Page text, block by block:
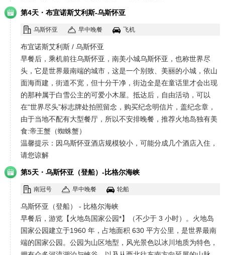
第4天 · 布宜诺斯艾利斯-乌斯怀亚
乌斯怀亚 早中晚餐 飞机
布宜诺斯艾利斯 / 乌斯怀亚
早餐后，乘机前往乌斯怀亚，南美小城乌斯怀亚，也称世界尽
头，它是世界最南端的城市，这是一个别致、美丽的小城，依山
面海而建，街道不宽，但十分干净，街边全是在童话里才会出现
的那种属于白雪公主的可爱小木屋。抵达后，自由活动，可以
在“世界尽头”标志牌处拍照留念，购买纪念明信片，盖纪念章，
由于当地不配有大型餐厅，所以不安排晚餐，推荐火地岛独有美
食:帝王蟹（蜘蛛蟹）
温馨提示：因乌斯怀亚酒店规模较小，可能分成几个酒店入住，
请您谅解
第5天 · 乌斯怀亚（登船）-比格尔海峡
南冠号 早中晚餐 轮船
乌斯怀亚（登船） - 比格尔海峡
早餐后，游览【火地岛国家公园*】（不少于 3 小时）。火地岛
国家公园建立于1960 年，占地面积 630 平方公里，是世界最南
端的国家公园。公园为山区地型，风光景色以冰川地质为特色，